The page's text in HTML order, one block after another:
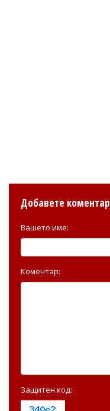
Добавете коментар
Вашето име:
Коментар:
Защитен код: